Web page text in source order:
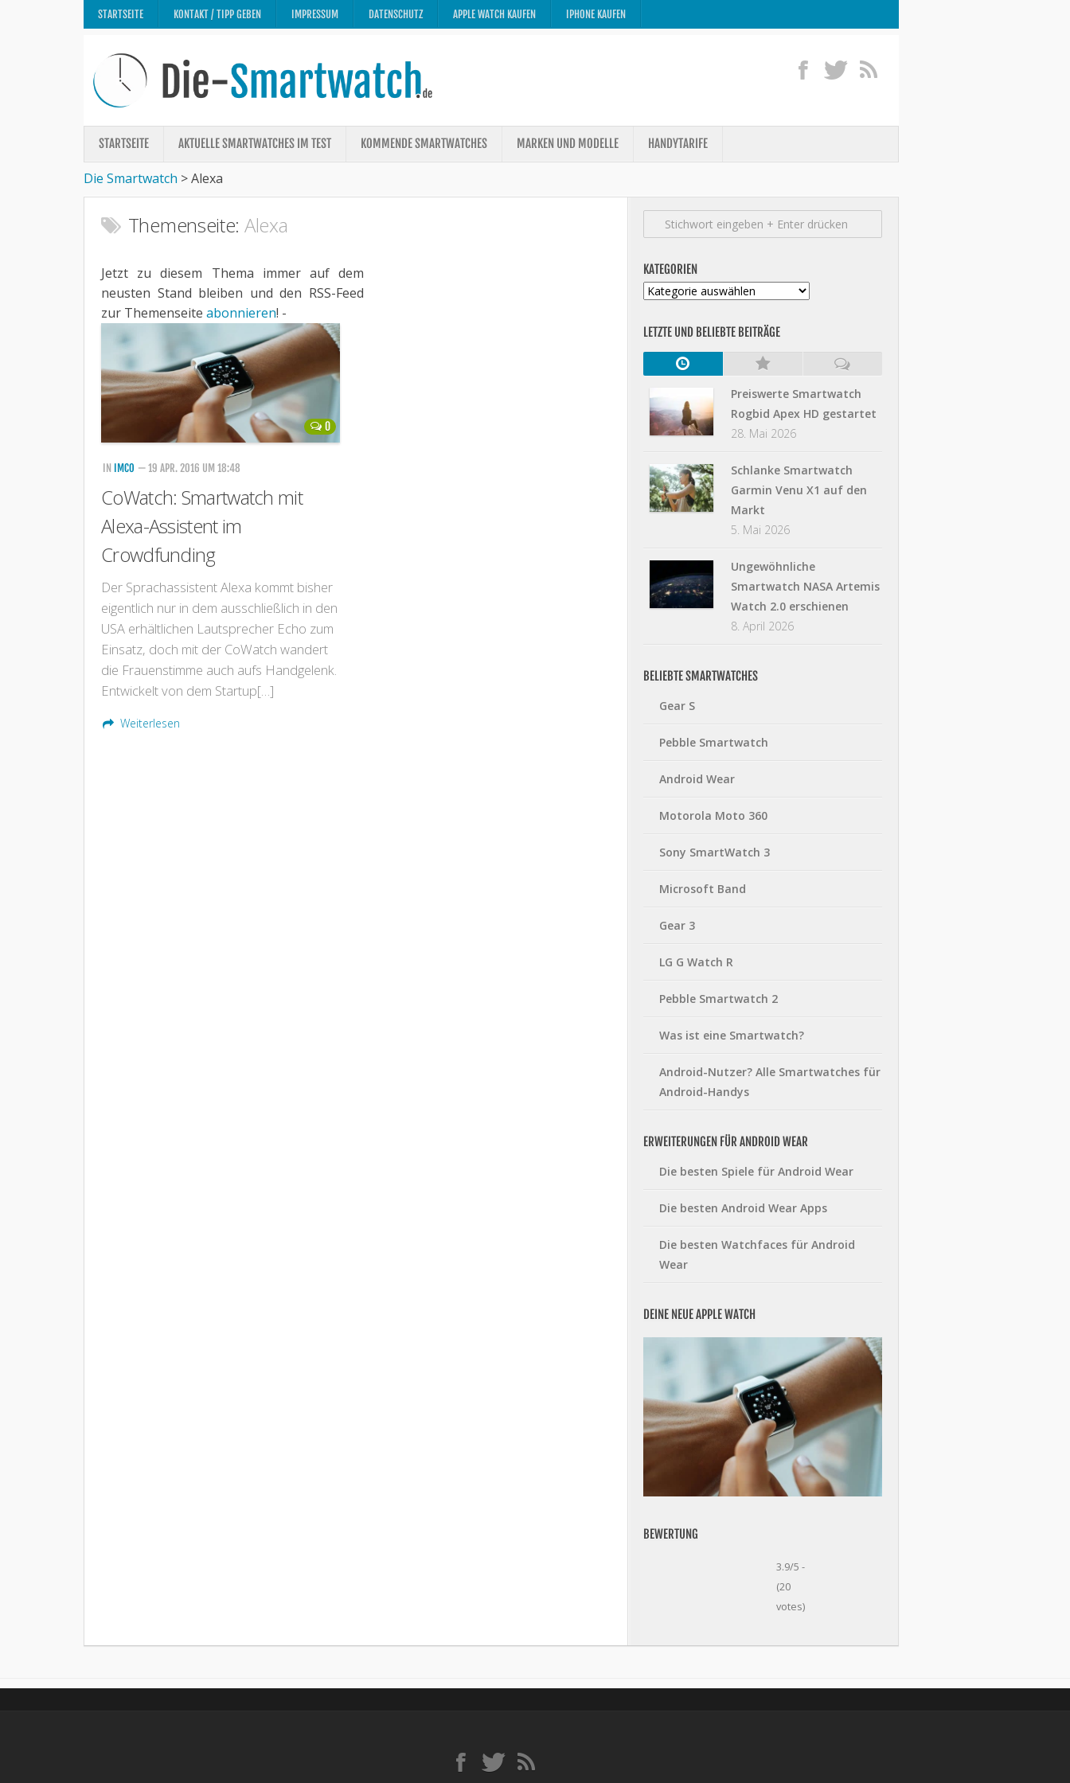
STARTSEITE KONTAKT / TIPP GEBEN IMPRESSUM DATENSCHUTZ APPLE WATCH KAUFEN IPHONE KAUFEN
STARTSEITE AKTUELLE SMARTWATCHES IM TEST KOMMENDE SMARTWATCHES MARKEN UND MODELLE HANDYTARIFE
Die Smartwatch >Alexa
Themenseite: Alexa
Jetzt zu diesem Thema immer auf dem
neusten Stand bleiben und den RSS-Feed
zur Themenseite abonnieren! -
0
IN IMCO — 19 APR. 2016 UM 18:48
CoWatch: Smartwatch mit
Alexa-Assistent im
Crowdfunding
Der Sprachassistent Alexa kommt bisher
eigentlich nur in dem ausschließlich in den
USA erhältlichen Lautsprecher Echo zum
Einsatz, doch mit der CoWatch wandert
die Frauenstimme auch aufs Handgelenk.
Entwickelt von dem Startup[…]
Weiterlesen
KATEGORIEN
Kategorien
LETZTE UND BELIEBTE BEITRÄGE
Preiswerte Smartwatch
Rogbid Apex HD gestartet
28. Mai 2026
Schlanke Smartwatch
Garmin Venu X1 auf den
Markt
5. Mai 2026
Ungewöhnliche
Smartwatch NASA Artemis
Watch 2.0 erschienen
8. April 2026
BELIEBTE SMARTWATCHES
Gear S
Pebble Smartwatch
Android Wear
Motorola Moto 360
Sony SmartWatch 3
Microsoft Band
Gear 3
LG G Watch R
Pebble Smartwatch 2
Was ist eine Smartwatch?
Android-Nutzer? Alle Smartwatches für
Android-Handys
ERWEITERUNGEN FÜR ANDROID WEAR
Die besten Spiele für Android Wear
Die besten Android Wear Apps
Die besten Watchfaces für Android
Wear
DEINE NEUE APPLE WATCH
BEWERTUNG
3.9/5 -
(20
votes)